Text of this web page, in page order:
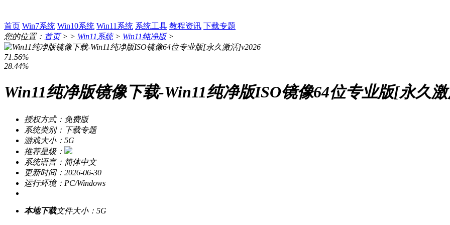
首页 Win7系统 Win10系统 Win11系统 系统工具 教程资讯 下载专题
您的位置： 首页> > Win11系统> Win11纯净版>
71.56%
28.44%
Win11纯净版镜像下载-Win11纯净版ISO镜像64位专业版[永久
授权方式：免费版
系统类别：下载专题
游戏大小：5G
推荐星级：
系统语言：简体中文
更新时间：2026-06-30
运行环境：PC/Windows
本地下载文件大小：5G